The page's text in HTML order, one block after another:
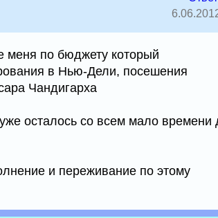
меня по бюджету который
в Нью-Дели, посешения
Чандигарха
осталось со всем мало времени
и переживание по этому